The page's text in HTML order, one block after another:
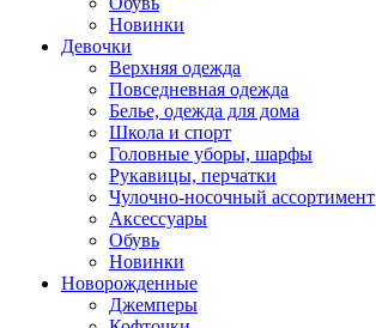
Новинки
Девочки
Верхняя одежда
Повседневная одежда
Белье, одежда для дома
Школа и спорт
Головные уборы, шарфы
Рукавицы, перчатки
Чулочно-носочный ассортимент
Аксессуары
Обувь
Новинки
Новорожденные
Джемперы